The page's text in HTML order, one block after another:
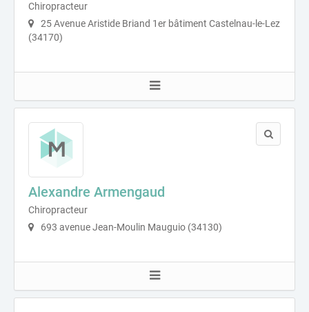
Chiropracteur
25 Avenue Aristide Briand 1er bâtiment Castelnau-le-Lez
(34170)
Alexandre Armengaud
Chiropracteur
693 avenue Jean-Moulin Mauguio (34130)